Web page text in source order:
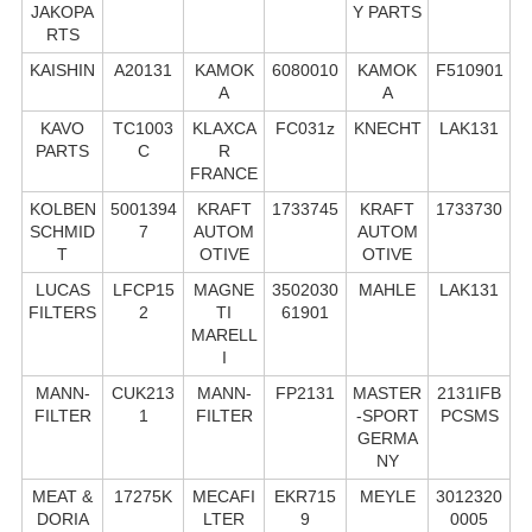
JAKOPA
RTS
Y PARTS
KAISHIN A20131
KAMOK
A
6080010
KAMOK
A
F510901
KAVO
PARTS
TC1003
C
KLAXCA
R
FRANCE
FC031z KNECHT LAK131
KOLBEN
SCHMID
T
5001394
7
KRAFT
AUTOM
OTIVE
1733745
KRAFT
AUTOM
OTIVE
1733730
LUCAS
FILTERS
LFCP15
2
MAGNE
TI
MARELL
I
3502030
61901
MAHLE LAK131
MANN-
FILTER
CUK213
1
MANN-
FILTER
FP2131
MASTER
-SPORT
GERMA
NY
2131IFB
PCSMS
MEAT &
DORIA
17275K
MECAFI
LTER
EKR715
9
MEYLE
3012320
0005